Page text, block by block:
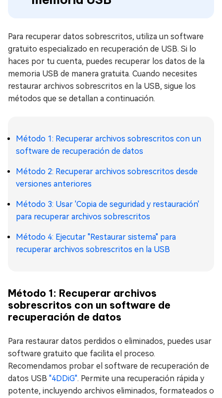
Para recuperar datos sobrescritos, utiliza un software
gratuito especializado en recuperación de USB. Si lo
haces por tu cuenta, puedes recuperar los datos de la
memoria USB de manera gratuita. Cuando necesites
restaurar archivos sobrescritos en la USB, sigue los
métodos que se detallan a continuación.
Método 1: Recuperar archivos sobrescritos con un
software de recuperación de datos
Método 2: Recuperar archivos sobrescritos desde
versiones anteriores
Método 3: Usar 'Copia de seguridad y restauración'
para recuperar archivos sobrescritos
Método 4: Ejecutar "Restaurar sistema" para
recuperar archivos sobrescritos en la USB
Método 1: Recuperar archivos
sobrescritos con un software de
recuperación de datos
Para restaurar datos perdidos o eliminados, puedes usar
software gratuito que facilita el proceso.
Recomendamos probar el software de recuperación de
datos USB "4DDiG". Permite una recuperación rápida y
potente, incluyendo archivos eliminados, formateados o